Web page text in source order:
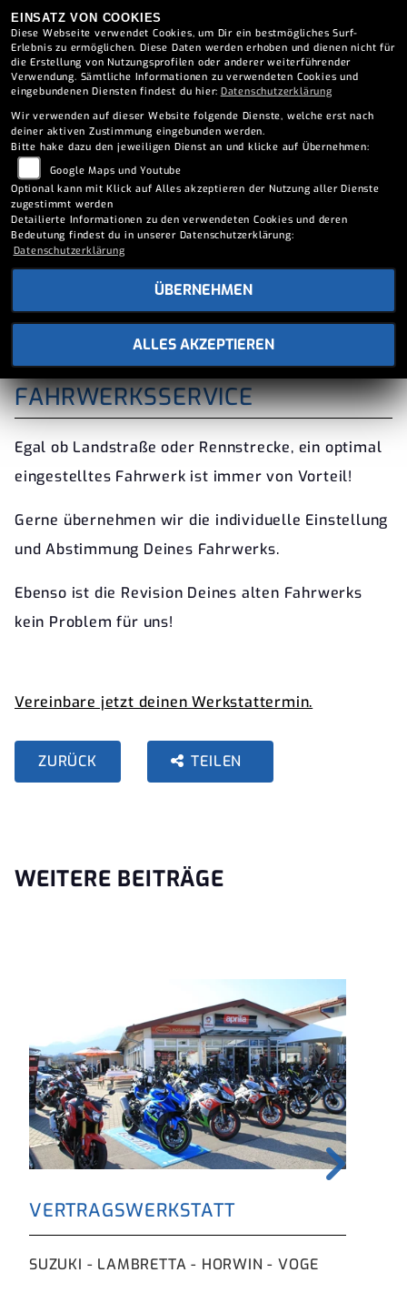
FAHRWERKSSERVICE
Egal ob Landstraße oder Rennstrecke, ein optimal
eingestelltes Fahrwerk ist immer von Vorteil!
Gerne übernehmen wir die individuelle Einstellung
und Abstimmung Deines Fahrwerks.
Ebenso ist die Revision Deines alten Fahrwerks
kein Problem für uns!
Vereinbare jetzt deinen Werkstattermin.
ZURÜCK TEILEN
WEITERE BEITRÄGE
VERTRAGSWERKSTATT
SUZUKI - LAMBRETTA - HORWIN - VOGE
EINSATZ VON COOKIES
Diese Webseite verwendet Cookies, um Dir ein bestmögliches Surf-
Erlebnis zu ermöglichen. Diese Daten werden erhoben und dienen nicht für
die Erstellung von Nutzungsprofilen oder anderer weiterführender
Verwendung. Sämtliche Informationen zu verwendeten Cookies und
eingebundenen Diensten findest du hier: Datenschutzerklärung
Wir verwenden auf dieser Website folgende Dienste, welche erst nach
deiner aktiven Zustimmung eingebunden werden.
Bitte hake dazu den jeweiligen Dienst an und klicke auf Übernehmen:
Google Maps und Youtube
Optional kann mit Klick auf Alles akzeptieren der Nutzung aller Dienste
zugestimmt werden
Detailierte Informationen zu den verwendeten Cookies und deren
Bedeutung findest du in unserer Datenschutzerklärung:
Datenschutzerklärung
ÜBERNEHMEN
ALLES AKZEPTIEREN